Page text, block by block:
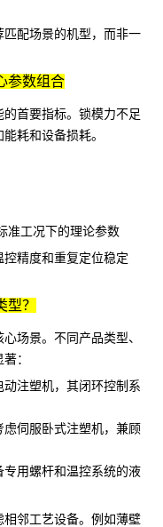
配场景的机型，而非一
参数组合
首要指标。锁模力不足
耗和设备损耗。
准工况下的理论参数
精度和重复定位稳定
？
场景。不同产品类型、
：
动注塑机，其闭环控制系
虑伺服卧式注塑机，兼顾
用螺杆和温控系统的液
邻工艺设备。例如薄壁